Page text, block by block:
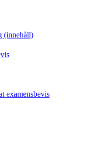
(innehåll)
examensbevis